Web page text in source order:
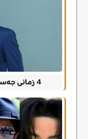
4 زمانی جەستەی کەسانی نەرگسی بزانە